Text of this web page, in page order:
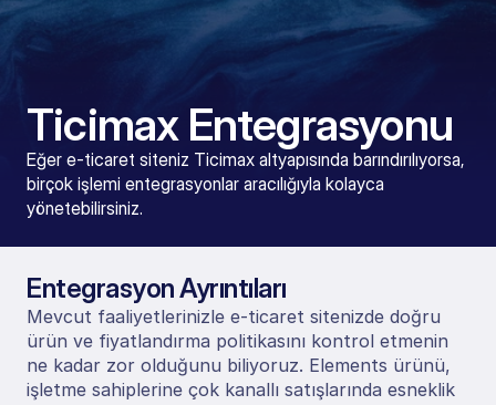
Ticimax Entegrasyonu
Eğer e-ticaret siteniz Ticimax altyapısında barındırılıyorsa,
birçok işlemi entegrasyonlar aracılığıyla kolayca
yönetebilirsiniz.
Entegrasyon Ayrıntıları
Mevcut faaliyetlerinizle e-ticaret sitenizde doğru
ürün ve fiyatlandırma politikasını kontrol etmenin
ne kadar zor olduğunu biliyoruz. Elements ürünü,
işletme sahiplerine çok kanallı satışlarında esneklik